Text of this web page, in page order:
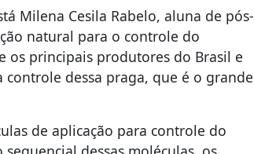
Milena Cesila Rabelo, aluna de pós-
natural para o controle do
os principais produtores do Brasil e
dessa praga, que é o grande
de aplicação para controle do